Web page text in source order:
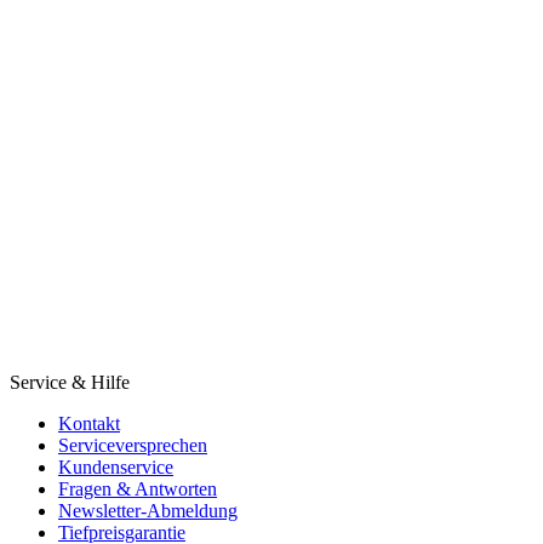
Service & Hilfe
Kontakt
Serviceversprechen
Kundenservice
Fragen & Antworten
Newsletter-Abmeldung
Tiefpreisgarantie